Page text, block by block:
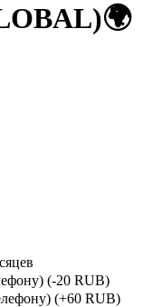
(-20 RUB)
(+60 RUB)